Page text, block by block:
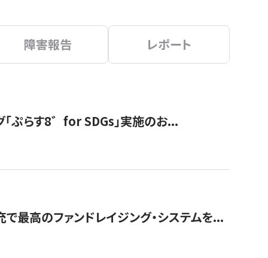
障害報告 レポート
ぷらす8゛for SDGs」実施のお...
最高のファンドレイジング・システムを...